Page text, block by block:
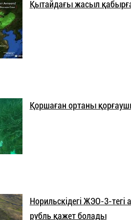
Қытайдағы жасыл
Қоршаған ортаны
Норильскідегі ЖЭО-3-тегі
рубль қажет болады